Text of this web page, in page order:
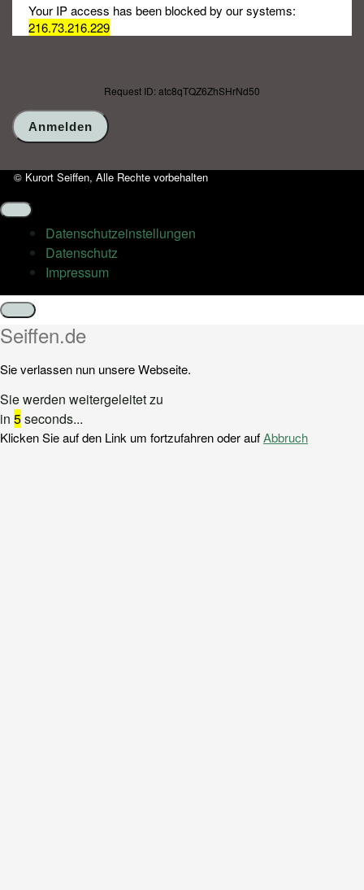
Your IP access has been blocked by our systems:
216.73.216.229
Request ID: atc8qTQZ6ZhSHrNd50
© Kurort Seiffen, Alle Rechte vorbehalten
Datenschutz­einstellungen
Datenschutz
Impressum
Schließen
Seiffen.de
Sie verlassen nun unsere Webseite.
Sie werden weitergeleitet zu
in 5seconds...
Klicken Sie auf den Link um fortzufahren oder aufAbbruch